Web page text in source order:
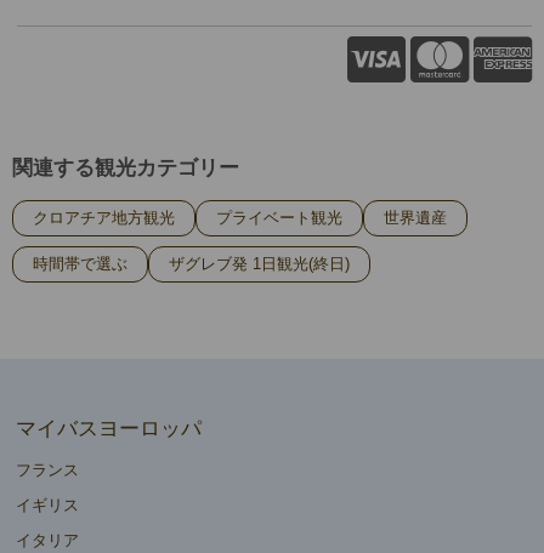
関連する観光カテゴリー
クロアチア地方観光 プライベート観光 世界遺産
時間帯で選ぶ ザグレブ発 1日観光(終日)
マイバスヨーロッパ
フランス
イギリス
イタリア